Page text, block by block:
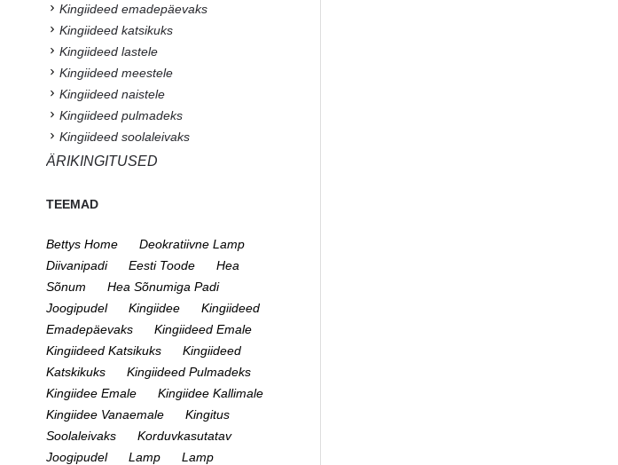
Kingiideed emadepäevaks
Kingiideed katsikuks
Kingiideed lastele
Kingiideed meestele
Kingiideed naistele
Kingiideed pulmadeks
Kingiideed soolaleivaks
ÄRIKINGITUSED
TEEMAD
Bettys Home
Deokratiivne Lamp
Diivanipadi
Eesti Toode
Hea
Sõnum
Hea Sõnumiga Padi
Joogipudel
Kingiidee
Kingiideed
Emadepäevaks
Kingiideed Emale
Kingiideed Katsikuks
Kingiideed
Katskikuks
Kingiideed Pulmadeks
Kingiidee Emale
Kingiidee Kallimale
Kingiidee Vanaemale
Kingitus
Soolaleivaks
Korduvkasutatav
Joogipudel
Lamp
Lamp